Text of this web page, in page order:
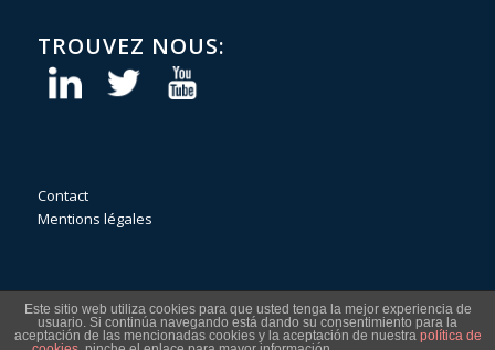
TROUVEZ NOUS:
Contact
Mentions légales
Este sitio web utiliza cookies para que usted tenga la mejor experiencia de
usuario. Si continúa navegando está dando su consentimiento para la
aceptación de las mencionadas cookies y la aceptación de nuestra política de